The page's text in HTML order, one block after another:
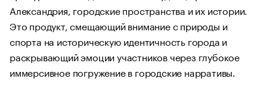
Александрия, городские пространства и их истории.
Это продукт, смещающий внимание с природы и
спорта на историческую идентичность города и
раскрывающий эмоции участников через глубокое
иммерсивное погружение в городские нарративы.